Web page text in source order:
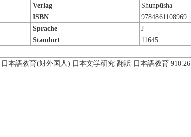
Verlag
Shunpūsha
ISBN
9784861108969
Sprache J
Standort 11645
本語教育(対外国人) 日本文学研究 翻訳 日本語教育 910.26